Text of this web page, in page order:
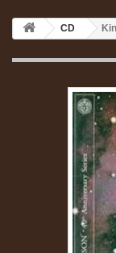
CD